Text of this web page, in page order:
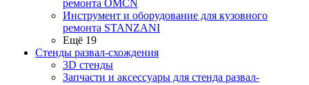
ремонта OMCN
Инструмент и оборудование для кузовного
ремонта STANZANI
Ещё 19
Стенды развал-схождения
3D стенды
Запчасти и аксессуары для стенда развал-